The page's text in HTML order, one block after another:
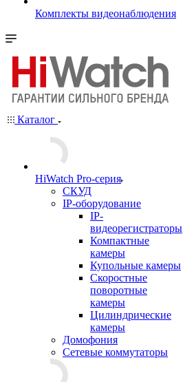
Комплекты видеонаблюдения
Каталог
HiWatch Pro-серия
CКУД
IP-оборудование
IP-
видеорегистраторы
Компактные
камеры
Купольные камеры
Скоростные
поворотные
камеры
Цилиндрические
камеры
Домофония
Сетевые коммутаторы